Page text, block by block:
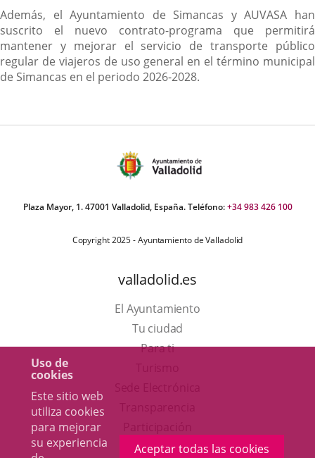
Uso de
cookies
Este sitio web
utiliza cookies
para mejorar
su experiencia
Aceptar todas las cookies
Además, el Ayuntamiento de Simancas y AUVASA han
suscrito el nuevo contrato-programa que permitirá
mantener y mejorar el servicio de transporte público
regular de viajeros de uso general en el término municipal
de Simancas en el periodo 2026-2028.
Plaza Mayor, 1. 47001 Valladolid, España. Teléfono:+34 983 426 100
Copyright 2025 - Ayuntamiento de Valladolid
valladolid.es
El Ayuntamiento
Tu ciudad
Para ti
en aplicación